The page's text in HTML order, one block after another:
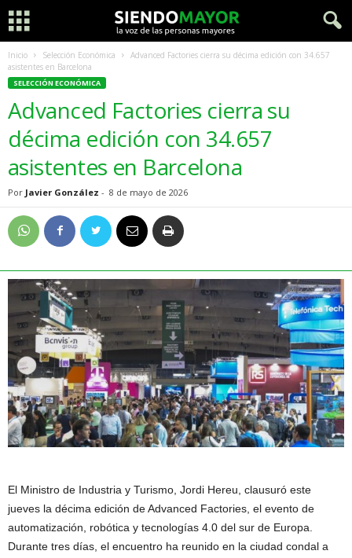
Inicio Selección Económica
Advanced Factories cierra su décima edición con 34.657
asistentes en Barcelona
SELECCIÓN ECONÓMICA
Advanced Factories cierra su
décima edición con 34.657
asistentes en Barcelona
Por Javier González - 8 de mayo de 2026
El Ministro de Industria y Turismo, Jordi Hereu, clausuró este
jueves la décima edición de Advanced Factories, el evento de
automatización, robótica y tecnologías 4.0 del sur de Europa.
Durante tres días, el encuentro ha reunido en la ciudad condal a